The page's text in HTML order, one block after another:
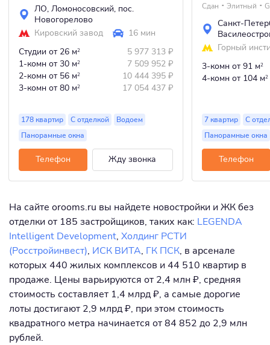
ЛО, Ломоносовский, пос.
Новогорелово
Кировский завод
16 мин
Студии от 26 м2 5 977 313 ₽
1-комн от 30 м2 7 509 952 ₽
2-комн от 56 м2 10 444 395 ₽
3-комн от 80 м2 17 054 437 ₽
178 квартир С отделкой
Водоем
Панорамные окна
Телефон Жду звонка
Сдан Элитный
Санкт-
Горный
3-комн от 91 м2
4-комн от 104 м2
7 квартир
С
Панорамные окна
Телефон
На сайте orooms.ru вы найдете новостройки и ЖК без
отделки от 185 застройщиков, таких как: LEGENDA
Intelligent Development, Холдинг РСТИ
(Росстройинвест), ИСК ВИТА, ГК ПСК, в арсенале
которых 440 жилых комплексов и 44 510 квартир в
продаже. Цены варьируются от 2,4 млн ₽, средняя
стоимость составляет 1,4 млрд ₽, а самые дорогие
лоты достигают 2,9 млрд ₽, при этом стоимость
квадратного метра начинается от 84 852 до 2,9 млн
рублей.